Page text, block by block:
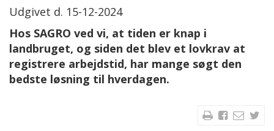
Udgivet d. 15-12-2024
Hos SAGRO ved vi, at tiden er knap i
landbruget, og siden det blev et lovkrav at
registrere arbejdstid, har mange søgt den
bedste løsning til hverdagen.